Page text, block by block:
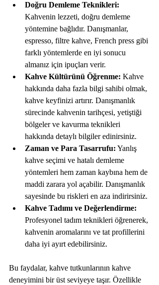
Doğru Demleme Teknikleri:
Kahvenin lezzeti, doğru demleme
yöntemine bağlıdır. Danışmanlar,
espresso, filtre kahve, French press gibi
farklı yöntemlerde en iyi sonucu
almanız için ipuçları verir.
Kahve Kültürünü Öğrenme: Kahve
hakkında daha fazla bilgi sahibi olmak,
kahve keyfinizi artırır. Danışmanlık
sürecinde kahvenin tarihçesi, yetiştiği
bölgeler ve kavurma teknikleri
hakkında detaylı bilgiler edinirsiniz.
Zaman ve Para Tasarrufu: Yanlış
kahve seçimi ve hatalı demleme
yöntemleri hem zaman kaybına hem de
maddi zarara yol açabilir. Danışmanlık
sayesinde bu riskleri en aza indirirsiniz.
Kahve Tadımı ve Değerlendirme:
Profesyonel tadım teknikleri öğrenerek,
kahvenin aromalarını ve tat profillerini
daha iyi ayırt edebilirsiniz.
Bu faydalar, kahve tutkunlarının kahve
deneyimini bir üst seviyeye taşır. Özellikle